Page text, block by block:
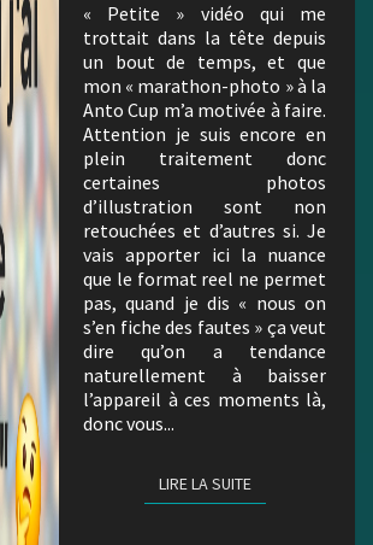
« Petite » vidéo qui me
trottait dans la tête depuis
un bout de temps, et que
mon « marathon-photo » à la
Anto Cup m’a motivée à faire.
Attention je suis encore en
plein traitement donc
certaines photos
d’illustration sont non
retouchées et d’autres si. Je
vais apporter ici la nuance
que le format reel ne permet
pas, quand je dis « nous on
s’en fiche des fautes » ça veut
dire qu’on a tendance
naturellement à baisser
l’appareil à ces moments là,
donc vous...
LIRE LA SUITELIRE LA SUITE